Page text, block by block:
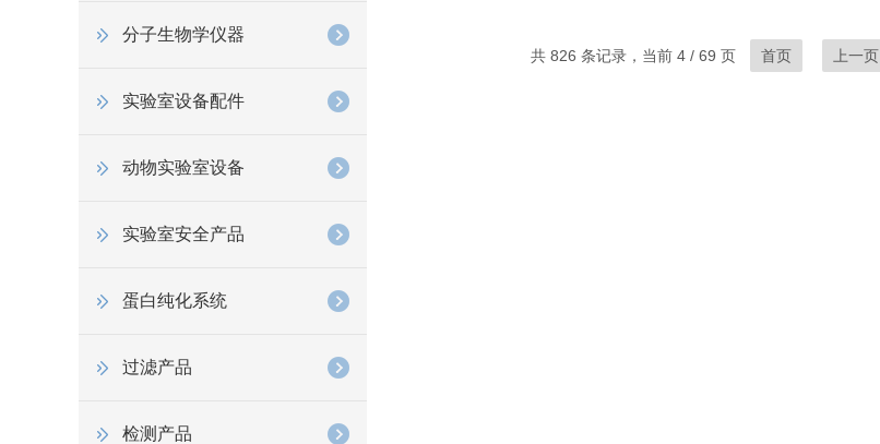
分子生物学仪器
实验室设备配件
动物实验室设备
实验室安全产品
蛋白纯化系统
过滤产品
检测产品
共 826 条记录，当前 4 / 69 页 首页 上一页